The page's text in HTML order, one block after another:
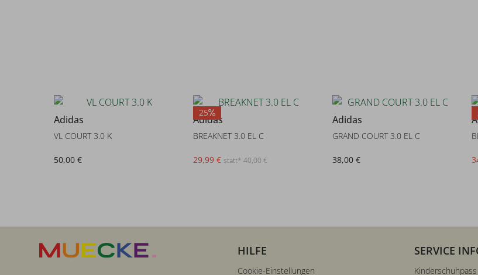
Adidas
VL COURT 3.0 K
50,00 €
25
Adidas
BREAKNET 3.0 EL C
29,99 € statt* 40,00 €
Adidas
GRAND COURT 3.0 EL C
38,00 €
HILFE
Cookie-Einstellungen
SERVICE
Kinderschuhpass